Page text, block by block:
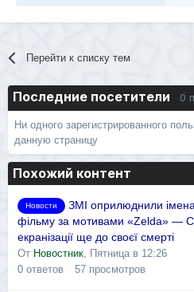
Перейти к списку тем
Последние посетители 0
Ни одного зарегистрированного
данную страницу
Похожий контент
Новости
ЗМІ оприлюднили імена
фільму за мотивами «Zelda» —
екранізації ще до своєї смерті
От Новостник
Пятница в 12:26
0 ответов 57 просмотров